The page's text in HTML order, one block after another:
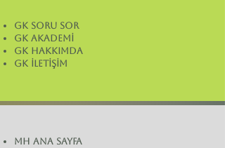
GK SORU SOR
GK AKADEMİ
GK HAKKIMDA
GK İLETİŞİM
MH ANA SAYFA